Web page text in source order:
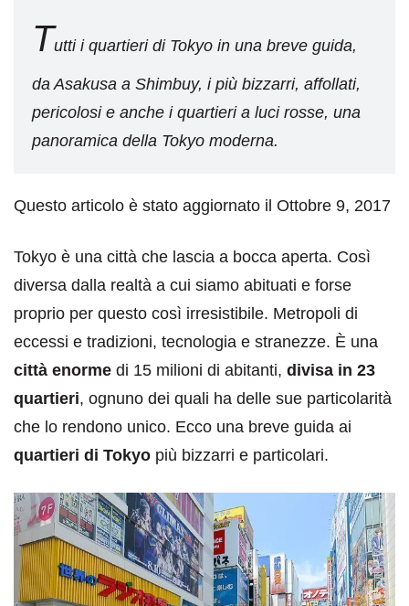
Tutti i quartieri di Tokyo in una breve guida,
da Asakusa a Shimbuy, i più bizzarri, affollati,
pericolosi e anche i quartieri a luci rosse, una
panoramica della Tokyo moderna.
Questo articolo è stato aggiornato il Ottobre 9, 2017
Tokyo è una città che lascia a bocca aperta. Così
diversa dalla realtà a cui siamo abituati e forse
proprio per questo così irresistibile. Metropoli di
eccessi e tradizioni, tecnologia e stranezze. È una
città enorme di 15 milioni di abitanti, divisa in 23
quartieri, ognuno dei quali ha delle sue particolarità
che lo rendono unico. Ecco una breve guida ai
quartieri di Tokyo più bizzarri e particolari.